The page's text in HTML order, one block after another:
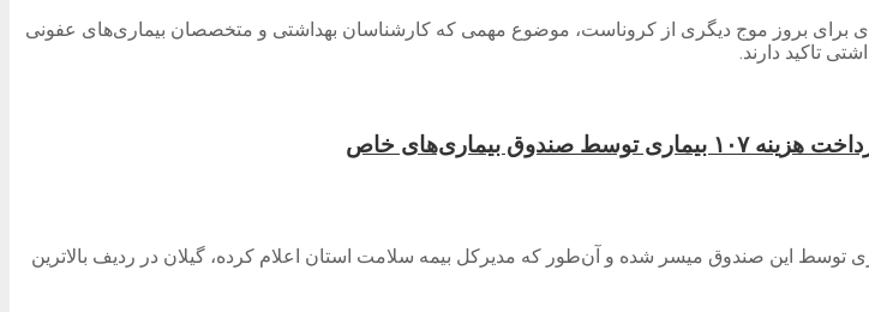
برای بروز موج دیگری از کروناست، موضوع مهمی که کارشناسان بهداشتی و متخصصان بیماری‌های عفونی
تاکید دارند.
بیماری‌های خاص
با راه‌اندازی صندوق بیماری‌های خاص و صعب‌العلاج در گیلان، پرداخت هزینه ۱۰۷ بیماری توسط این صندوق میسر شده و آن‌طور که مدیرکل بیمه سلامت استان اعلام کرده، گیلان در ردیف بالاترین